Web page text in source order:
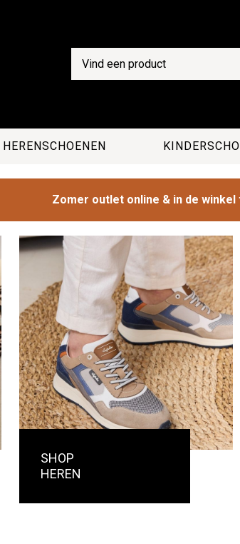
HERENSCHOENEN
Zomer outlet online & in de winkel
SHOP
HEREN